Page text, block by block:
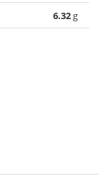
6.32g